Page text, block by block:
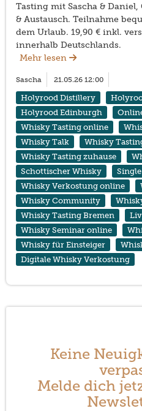
Tasting mit Sascha &
& Austausch. Teilnahme
dem Urlaub. 19,90 € inkl.
innerhalb Deutschlands.
Mehr lesen
Sascha 21.05.26 12:00
Holyrood Distillery
Holyrood Edinburgh
Whisky Tasting online
Whisky Talk
Whisky
Whisky Tasting zuhause
Schottischer Whisky
Whisky Verkostung online
Whisky Community
Whisky Tasting Bremen
Whisky Seminar online
Whisky für Einsteiger
Digitale Whisky Verkostung
Keine
Melde dich